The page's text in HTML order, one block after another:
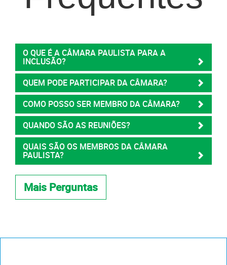
O QUE É A CÂMARA PAULISTA PARA A
INCLUSÃO?
QUEM PODE PARTICIPAR DA CÂMARA?
COMO POSSO SER MEMBRO DA CÂMARA?
QUANDO SÃO AS REUNIÕES?
QUAIS SÃO OS MEMBROS DA CÂMARA
PAULISTA?
Mais Perguntas